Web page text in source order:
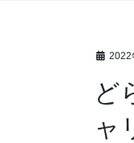
2022
ど
ャ